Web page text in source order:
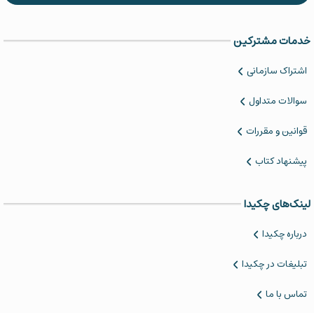
خدمات مشترکین
اشتراک سازمانی
سوالات متداول
قوانین و مقررات
پیشنهاد کتاب
لینک‌های چکیدا
درباره چکیدا
تبلیغات در چکیدا
تماس با ما